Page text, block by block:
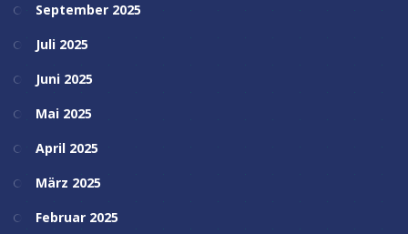
September 2025
Juli 2025
Juni 2025
Mai 2025
April 2025
März 2025
Februar 2025